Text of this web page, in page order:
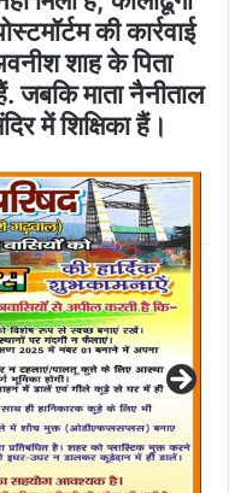
की कार्रवाई
शाह के पिता
जबकि माता नैनीताल
में शिक्षिका हैं।